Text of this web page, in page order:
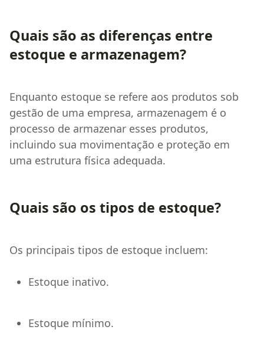
Quais são as diferenças entre
estoque e armazenagem?
Enquanto estoque se refere aos produtos sob
gestão de uma empresa, armazenagem é o
processo de armazenar esses produtos,
incluindo sua movimentação e proteção em
uma estrutura física adequada.
Quais são os tipos de estoque?
Os principais tipos de estoque incluem:
Estoque inativo.
Estoque mínimo.